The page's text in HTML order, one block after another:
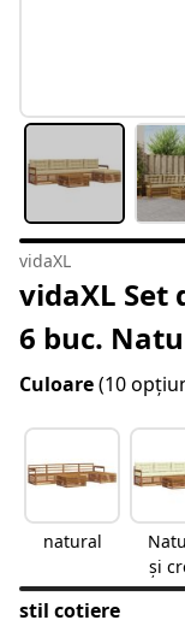
vidaXL
vidaXL Set
6 buc.
Culoare(10
natural
și
stil cotiere